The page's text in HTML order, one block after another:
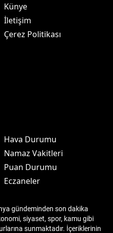
Künye
İletişim
Çerez Politikası
Hava Durumu
Namaz Vakitleri
Puan Durumu
Eczaneler
gündeminden son dakika
siyaset, spor, kamu gibi
sunmaktadır. İçeriklerinin